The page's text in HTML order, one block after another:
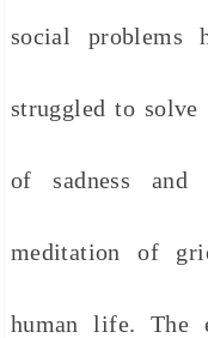
social problems
struggled to solve
of sadness and
meditation of
human life. The